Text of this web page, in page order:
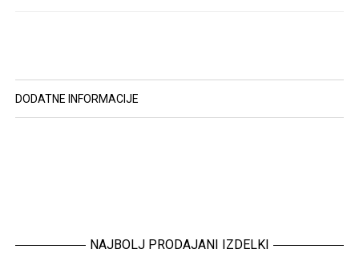
DODATNE INFORMACIJE
NAJBOLJ PRODAJANI IZDELKI